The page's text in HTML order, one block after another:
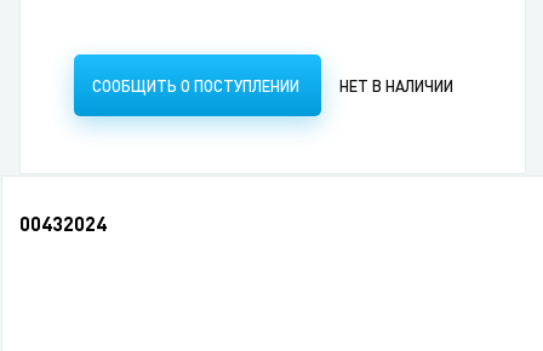
СООБЩИТЬ О ПОСТУПЛЕНИИ НЕТ В НАЛИЧИИ
00432024